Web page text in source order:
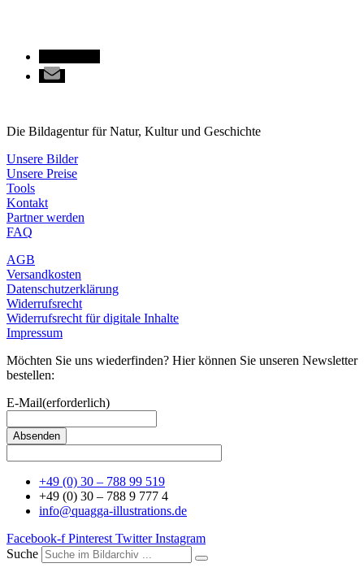
Die Bildagentur für Natur, Kultur und Geschichte
Unsere Bilder
Unsere Preise
Tools
Kontakt
Partner werden
FAQ
AGB
Versandkosten
Datenschutzerklärung
Widerrufsrecht
Widerrufsrecht für digitale Inhalte
Impressum
Möchten Sie uns wiederfinden? Hier können Sie unseren Newsletter
bestellen:
E-Mail(erforderlich)
+49 (0) 30 – 788 99 519
+49 (0) 30 – 788 9 777 4
info@quagga-illustrations.de
Facebook-f Pinterest Twitter Instagram
Suche